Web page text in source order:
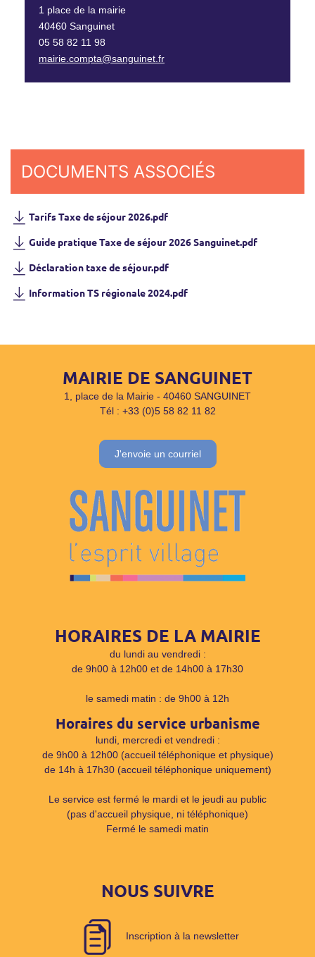
1 place de la mairie
40460 Sanguinet
05 58 82 11 98
mairie.compta@sanguinet.fr
DOCUMENTS ASSOCIÉS
Tarifs Taxe de séjour 2026.pdf
Guide pratique Taxe de séjour 2026 Sanguinet.pdf
Déclaration taxe de séjour.pdf
Information TS régionale 2024.pdf
MAIRIE DE SANGUINET
1, place de la Mairie - 40460 SANGUINET
Tél : +33 (0)5 58 82 11 82
J'envoie un courriel
HORAIRES DE LA MAIRIE
du lundi au vendredi :
de 9h00 à 12h00 et de 14h00 à 17h30
le samedi matin : de 9h00 à 12h
Horaires du service urbanisme
lundi, mercredi et vendredi :
de 9h00 à 12h00 (accueil téléphonique et physique)
de 14h à 17h30 (accueil téléphonique uniquement)
Le service est fermé le mardi et le jeudi au public
(pas d'accueil physique, ni téléphonique)
Fermé le samedi matin
NOUS SUIVRE
Inscription à la newsletter